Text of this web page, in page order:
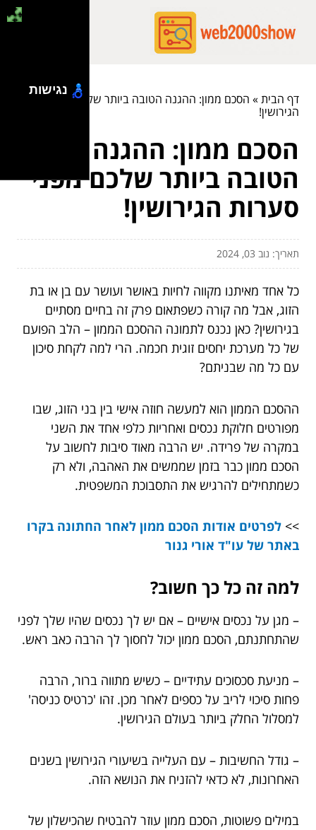
דף הבית» הסכם ממון: ההגנה הטובה ביותר שלכם מפני סערות
הגירושין!
הסכם ממון: ההגנה
הטובה ביותר שלכם מפני
סערות הגירושין!
תאריך: נוב 03, 2024
כל אחד מאיתנו מקווה לחיות באושר ועושר עם בן או בת
הזוג, אבל מה קורה כשפתאום פרק זה בחיים מסתיים
בגירושין? כאן נכנס לתמונה ההסכם הממון – הלב הפועם
של כל מערכת יחסים זוגית חכמה. הרי למה לקחת סיכון
עם כל מה שבניתם?
ההסכם הממון הוא למעשה חוזה אישי בין בני הזוג, שבו
מפורטים חלוקת נכסים ואחריות כלפי אחד את השני
במקרה של פרידה. יש הרבה מאוד סיבות לחשוב על
הסכם ממון כבר בזמן שממשים את האהבה, ולא רק
כשמתחילים להרגיש את התסבוכת המשפטית.
>> לפרטים אודות הסכם ממון לאחר החתונה בקרו
באתר של עו"ד אורי גנור
למה זה כל כך חשוב?
– מגן על נכסים אישיים – אם יש לך נכסים שהיו שלך לפני
שהתחתנתם, הסכם ממון יכול לחסוך לך הרבה כאב ראש.
– מניעת סכסוכים עתידיים – כשיש מתווה ברור, הרבה
פחות סיכוי לריב על כספים לאחר מכן. זהו 'כרטיס כניסה'
למסלול החלק ביותר בעולם הגירושין.
– גודל החשיבות – עם העלייה בשיעורי הגירושין בשנים
האחרונות, לא כדאי להזניח את הנושא הזה.
במילים פשוטות, הסכם ממון עוזר להבטיח שהכישלון של
נגישות